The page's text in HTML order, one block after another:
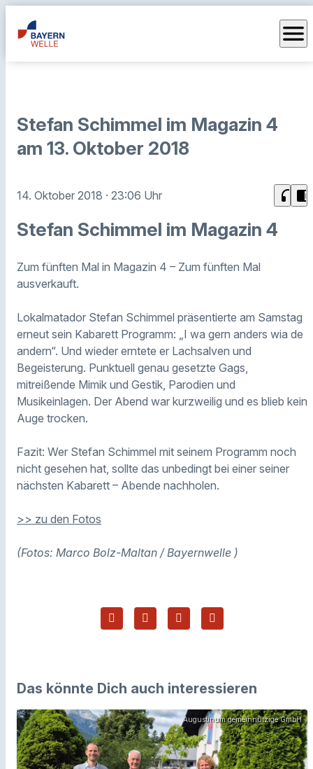
menu
Stefan Schimmel im Magazin 4
am 13. Oktober 2018
14. Oktober 2018 · 23:06 Uhr headphones chrome_reader_mode
Stefan Schimmel im Magazin 4
Zum fünften Mal in Magazin 4 – Zum fünften Mal
ausverkauft.
Lokalmatador Stefan Schimmel präsentierte am Samstag
erneut sein Kabarett Programm: „I wa gern anders wia de
andern“. Und wieder erntete er Lachsalven und
Begeisterung. Punktuell genau gesetzte Gags,
mitreißende Mimik und Gestik, Parodien und
Musikeinlagen. Der Abend war kurzweilig und es blieb kein
Auge trocken.
Fazit: Wer Stefan Schimmel mit seinem Programm noch
nicht gesehen hat, sollte das unbedingt bei einer seiner
nächsten Kabarett – Abende nachholen.
>> zu den Fotos
(Fotos: Marco Bolz-Maltan / Bayernwelle )
Das könnte Dich auch interessieren
Augustinum gemeinnützige GmbH